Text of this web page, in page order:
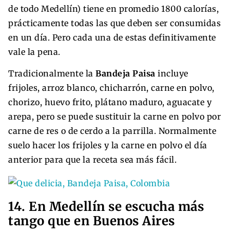
de todo Medellín) tiene en promedio 1800 calorías,
prácticamente todas las que deben ser consumidas
en un día. Pero cada una de estas definitivamente
vale la pena.
Tradicionalmente la Bandeja Paisa incluye
frijoles, arroz blanco, chicharrón, carne en polvo,
chorizo, huevo frito, plátano maduro, aguacate y
arepa, pero se puede sustituir la carne en polvo por
carne de res o de cerdo a la parrilla. Normalmente
suelo hacer los frijoles y la carne en polvo el día
anterior para que la receta sea más fácil.
14. En Medellín se escucha más
tango que en Buenos Aires